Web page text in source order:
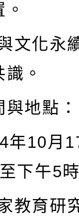
文化永
。
地點：
年10月
下午5
教育研